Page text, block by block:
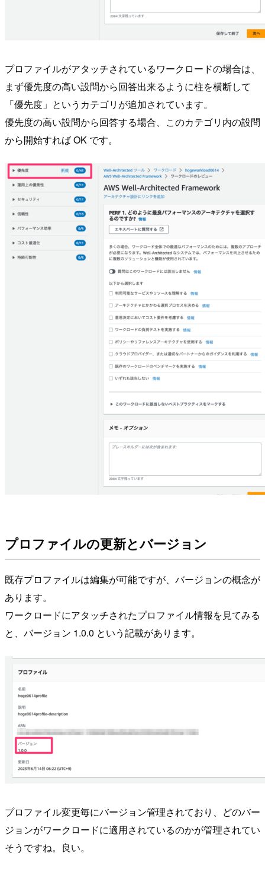
プロファイルがアタッチされているワークロードの場合は、
まず優先度の高い設問から回答出来るように柱を横断して
「優先度」というカテゴリが追加されています。
優先度の高い設問から回答する場合、このカテゴリ内の設問
から開始すれば OK です。
プロファイルの更新とバージョン
既存プロファイルは編集が可能ですが、バージョンの概念が
あります。
ワークロードにアタッチされたプロファイル情報を見てみる
と、バージョン 1.0.0 という記載があります。
プロファイル変更毎にバージョン管理されており、どのバー
ジョンがワークロードに適用されているのかが管理されてい
そうですね。良い。